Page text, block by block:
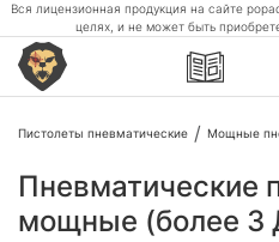
Вся лицензионная продукция на сайте
целях, и не может быть
Пистолеты пневматические Мощные
Пневматические
мощные (более 3